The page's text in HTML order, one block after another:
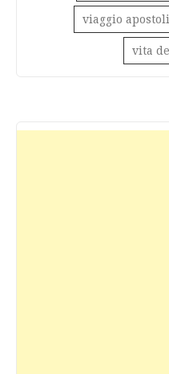
viaggio
vita